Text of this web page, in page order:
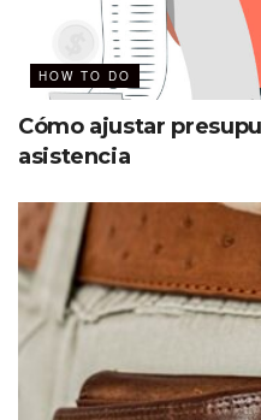
HOW TO DO
Cómo ajustar
asistencia